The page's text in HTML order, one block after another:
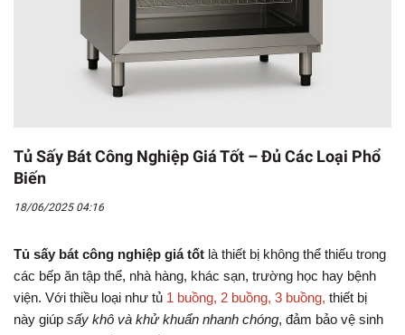
Tủ Sấy Bát Công Nghiệp Giá Tốt – Đủ Các Loại Phổ
Biến
18/06/2025 04:16
Tủ sấy bát công nghiệp giá tốt là thiết bị không thể thiếu trong
các bếp ăn tập thể, nhà hàng, khác sạn, trường học hay bệnh
viện. Với thiều loại như tủ 1 buồng, 2 buồng, 3 buồng, thiết bị
này giúp sấy khô và khử khuẩn nhanh chóng, đảm bảo vệ sinh